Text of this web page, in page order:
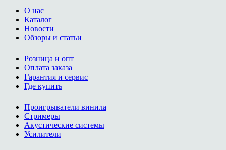
О нас
Каталог
Новости
Обзоры и статьи
Розница и опт
Оплата заказа
Гарантия и сервис
Где купить
Проигрыватели винила
Стримеры
Акустические системы
Усилители